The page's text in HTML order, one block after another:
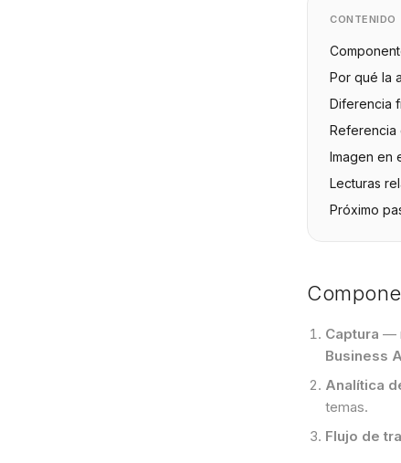
CONTENIDO
Por qué la
Diferencia
Referencia
Imagen en
Lecturas
Próximo
Captura —
Business
Analítica
temas.
Flujo de